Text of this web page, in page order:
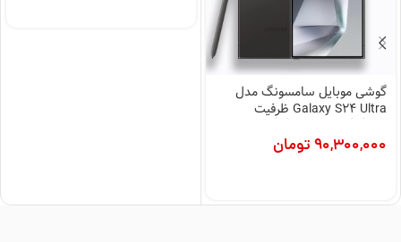
گوشی موبایل سامسونگ مدل
Galaxy S24 Ultra ظرفیت
90,300,000تومان